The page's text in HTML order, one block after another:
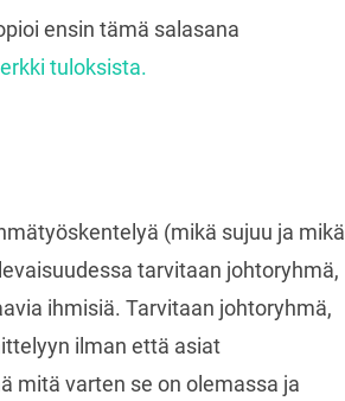
ensin tämä salasana
tuloksista.
(mikä sujuu ja mikä
tarvitaan johtoryhmä,
ihmisiä. Tarvitaan johtoryhmä,
ilman että asiat
mitä varten se on olemassa ja